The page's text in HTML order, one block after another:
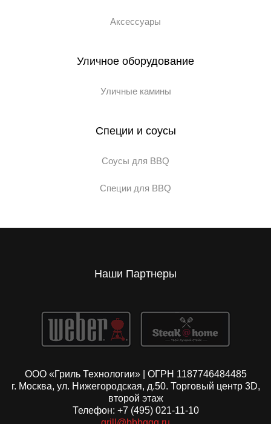
Аксессуары
Уличное оборудование
Уличные камины
Специи и соусы
Соусы для BBQ
Специи для BBQ
Наши Партнеры
ООО «Гриль Технологии» | ОГРН 1187746484485
г. Москва, ул. Нижегородская, д.50. Торговый центр 3D,
второй этаж
Телефон: +7 (495) 021-11-10